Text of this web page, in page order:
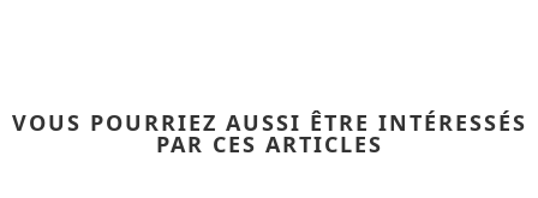
VOUS POURRIEZ AUSSI ÊTRE INTÉRESSÉS
PAR CES ARTICLES